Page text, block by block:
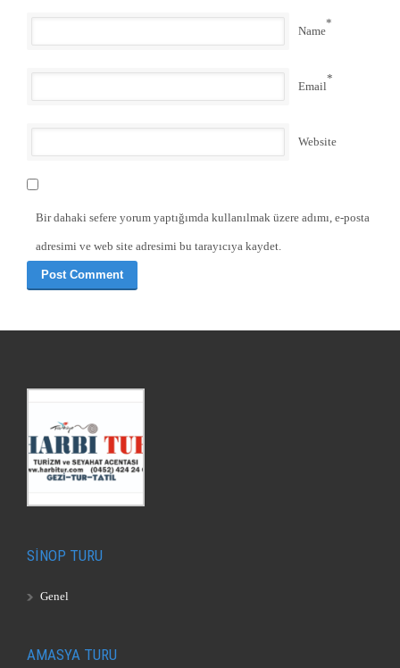
Name
*
Email
*
Website
Bir dahaki sefere yorum yaptığımda kullanılmak üzere adımı, e-posta
adresimi ve web site adresimi bu tarayıcıya kaydet.
SİNOP TURU
Genel
AMASYA TURU